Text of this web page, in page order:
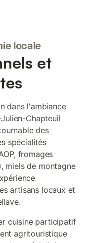
locale
et
dans l'ambiance
Chapteuil
des
spécialités
fromages
miels de montagne
artisans locaux et
cuisine participatif
agritouristique